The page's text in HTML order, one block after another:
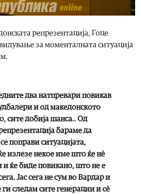
репрезентација, Гоце
за моменталната ситуација
два натпревари повикав
и од македонското
сите добија шанса.. Од
бараме да
поправи ситуацијата,
излезе некое име што ќе нѐ
и ќе биде повикано, што не е
Јас сега не сум во Вардар и
ги следам сите генерации и сѐ